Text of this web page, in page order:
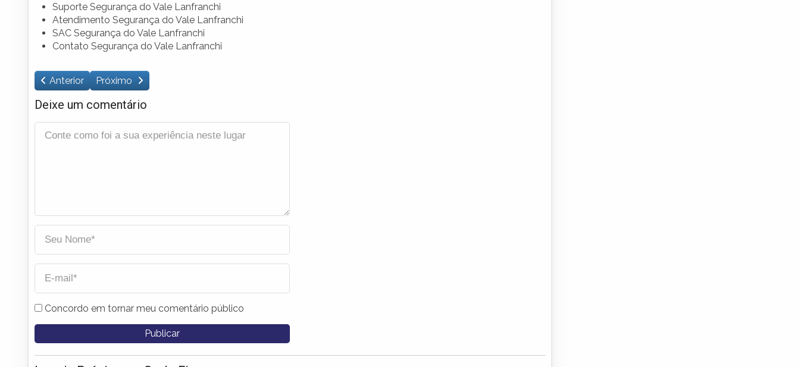
Suporte Segurança do Vale Lanfranchi
Atendimento Segurança do Vale Lanfranchi
SAC Segurança do Vale Lanfranchi
Contato Segurança do Vale Lanfranchi
Anterior Próximo
Deixe um comentário
Concordo em tornar meu comentário público